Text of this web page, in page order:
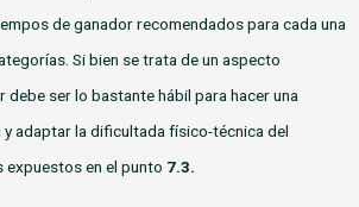
de ganador recomendados para cada una
Si bien se trata de un aspecto
ser lo bastante hábil para hacer una
adaptar la dificultada físico-técnica del
en el punto 7.3.